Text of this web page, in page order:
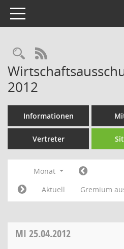
Toggle navigation
Rechercheauswahl
RSS-Feed
2012
Informationen
Vertreter
Monat
Aktuell
Gremium
MI 25.04.2012